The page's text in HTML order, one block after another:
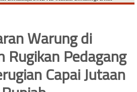
di Kediri,Satu Buron
02 Kota Batu Kembangkan Program Inovasi
LASKAR JODA, Usung Filosofi Gelar Sehelai
Dari Berbagai Daerah Padati Kota Wisata Batu
Warung di
Rugikan Pedagang
Capai Jutaan